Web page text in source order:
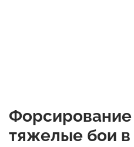
Форсирование
тяжелые бои в